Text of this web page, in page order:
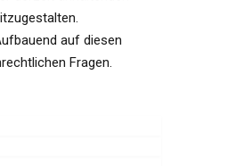
auf diesen
Fragen.